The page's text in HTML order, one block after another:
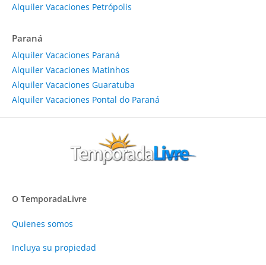
Alquiler Vacaciones Petrópolis
Paraná
Alquiler Vacaciones Paraná
Alquiler Vacaciones Matinhos
Alquiler Vacaciones Guaratuba
Alquiler Vacaciones Pontal do Paraná
O TemporadaLivre
Quienes somos
Incluya su propiedad